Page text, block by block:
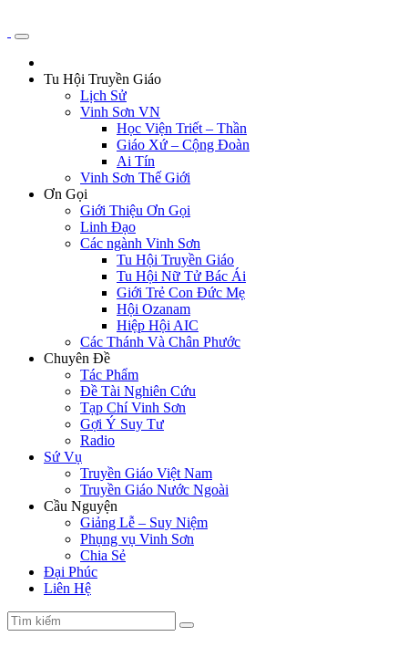
Tu Hội Truyền Giáo
Lịch Sử
Vinh Sơn VN
Học Viện Triết – Thần
Giáo Xứ – Cộng Đoàn
Ai Tín
Vinh Sơn Thế Giới
Ơn Gọi
Giới Thiệu Ơn Gọi
Linh Đạo
Các ngành Vinh Sơn
Tu Hội Truyền Giáo
Tu Hội Nữ Tử Bác Ái
Giới Trẻ Con Đức Mẹ
Hội Ozanam
Hiệp Hội AIC
Các Thánh Và Chân Phước
Chuyên Đề
Tác Phẩm
Đề Tài Nghiên Cứu
Tạp Chí Vinh Sơn
Gợi Ý Suy Tư
Radio
Sứ Vụ
Truyền Giáo Việt Nam
Truyền Giáo Nước Ngoài
Cầu Nguyện
Giảng Lễ – Suy Niệm
Phụng vụ Vinh Sơn
Chia Sẻ
Đại Phúc
Liên Hệ